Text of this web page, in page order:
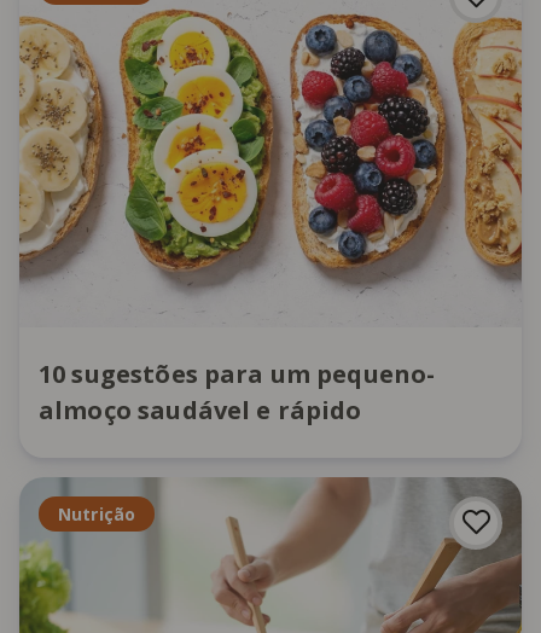
10 sugestões para um pequeno-
almoço saudável e rápido
Nutrição